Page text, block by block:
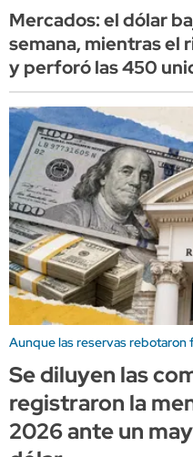
Mercados: el dólar
semana, mientras el
y perforó las 450
Aunque las reservas rebotaron
Se diluyen las
registraron la
2026 ante un